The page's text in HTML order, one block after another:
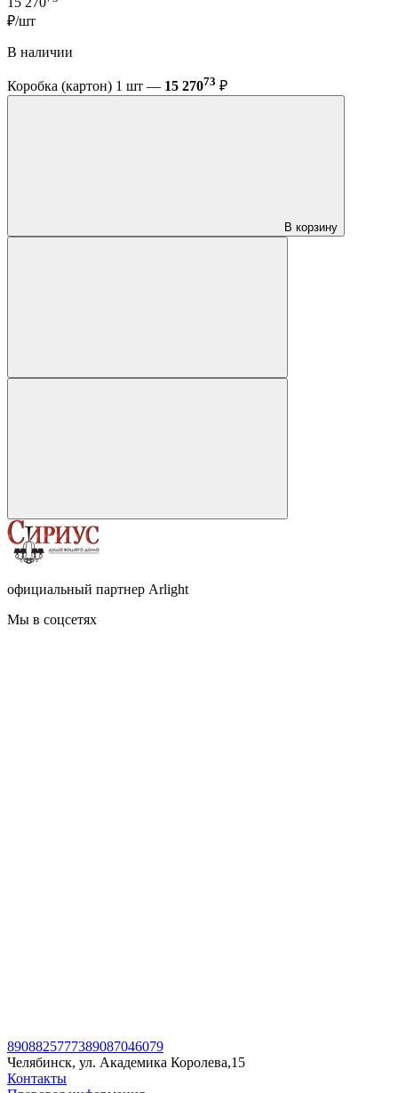
₽/шт
В наличии
Коробка (картон) 1 шт — 15 27073 ₽
В корзину
официальный партнер Arlight
Мы в соцсетях
8908825777389087046079
Челябинск, ул. Академика Королева,15
Контакты